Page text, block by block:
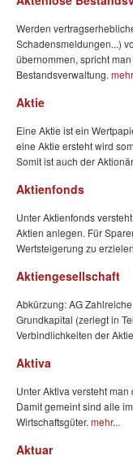
Werden
Schadensmeldungen...)
übernommen, spricht
Bestandsverwaltung.
Aktie
Eine Aktie ist ein
eine Aktie ersteht wird
Somit ist auch der
Aktienfonds
Unter Aktienfonds
Aktien anlegen. Für
Wertsteigerung zu
Aktiengesellschaft
Abkürzung: AG
Grundkapital (zerlegt in
Verbindlichkeiten der
Aktiva
Unter Aktiva versteht
Damit gemeint sind alle
Wirtschaftsgüter. mehr...
Aktuar